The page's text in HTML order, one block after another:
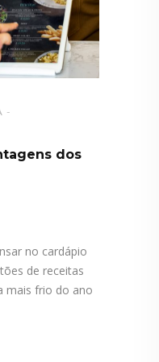
dos
no cardápio
de receitas
mais frio do ano